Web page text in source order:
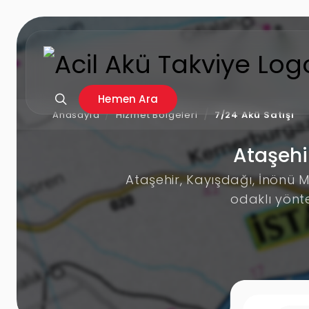
Hemen Ara
Ataşehir, Kayışdağı, İnönü
odaklı
Anasayfa Hizmet Bölgeleri 7/24 Akü Satışı